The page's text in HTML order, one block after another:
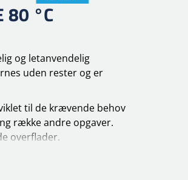
80 °C
og letanvendelig
uden rester og er
til de krævende behov
række andre opgaver.
overflader.